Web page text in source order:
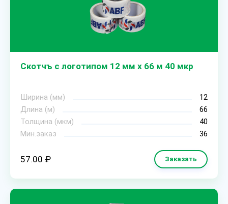
Скотчъ с логотипом 12 мм х 66 м 40 мкр
Ширина (мм)
12
Длина (м)
66
Толщина (мкм)
40
Мин.заказ
36
57.00 ₽ Заказать